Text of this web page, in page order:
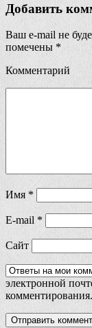
Добавить
Ваш e-mail не
помечены *
Комментарий
Имя *
E-mail *
Сайт
электронной
комментирования.